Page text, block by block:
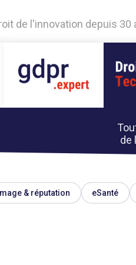
de l'innovation depuis 30
de
Image & réputation eSanté